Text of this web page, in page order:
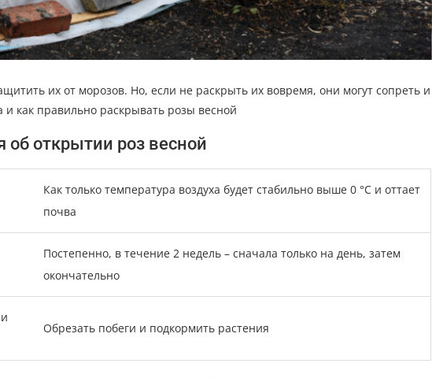
их от морозов. Но, если не раскрыть их вовремя, они могут сопреть и
и как правильно раскрывать розы весной
открытии роз весной
Как только температура воздуха будет стабильно выше 0 °С и оттает
почва
Постепенно, в течение 2 недель – сначала только на день, затем
окончательно
Обрезать побеги и подкормить растения